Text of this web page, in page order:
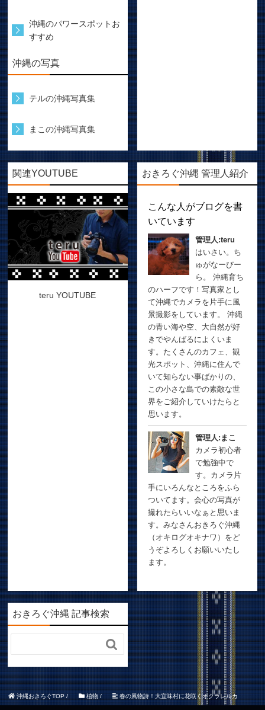
沖縄のパワースポットお
すすめ
沖縄の写真
テルの沖縄写真集
まこの沖縄写真集
関連YOUTUBE
teru YOUTUBE
おきろぐ沖縄 管理人紹介
こんな人がブログを書
いています
管理人:teru
はいさい。ち
ゅがなーびー
ら。 沖縄育ち
のハーフです！写真家とし
て沖縄でカメラを片手に風
景撮影をしています。 沖縄
の青い海や空、大自然が好
きでやんばるによくいま
す。たくさんのカフェ、観
光スポット、沖縄に住んで
いて知らない事ばかりの、
この小さな島での素敵な世
界をご紹介していけたらと
思います。
管理人:まこ
カメラ初心者
で勉強中で
す。カメラ片
手にいろんなところをふら
ついてます。会心の写真が
撮れたらいいなぁと思いま
す。みなさんおきろぐ沖縄
（オキログオキナワ）をど
うぞよろしくお願いいたし
ます。
おきろぐ沖縄 記事検索

沖縄おきろぐTOP/ 植物/ 春の風物詩！大宜味村に花咲くオクラレルカ